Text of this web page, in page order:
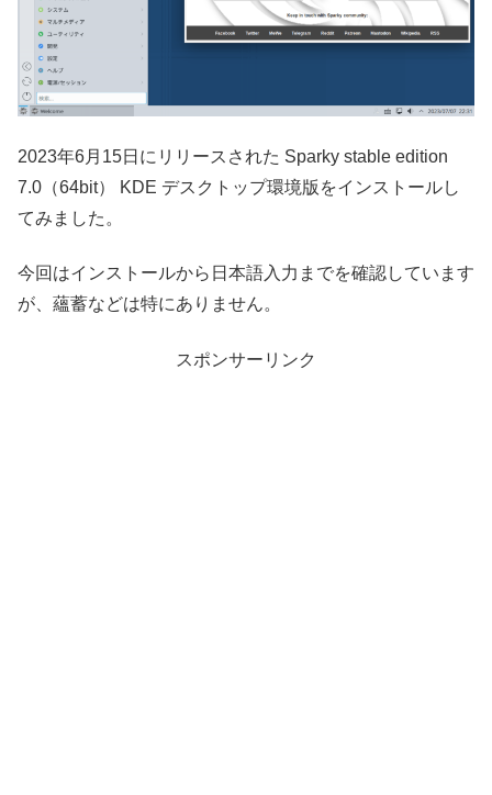
2023年6月15日にリリースされた Sparky stable edition
7.0（64bit） KDE デスクトップ環境版をインストールし
てみました。
今回はインストールから日本語入力までを確認しています
が、蘊蓄などは特にありません。
スポンサーリンク